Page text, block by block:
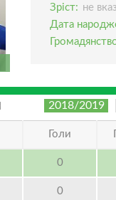
Зріст: не
Дата
2018/2019
Голи
0
0